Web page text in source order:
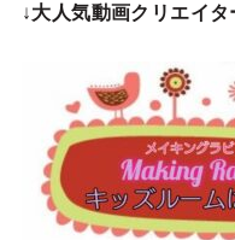
↓大人気動画クリエイ